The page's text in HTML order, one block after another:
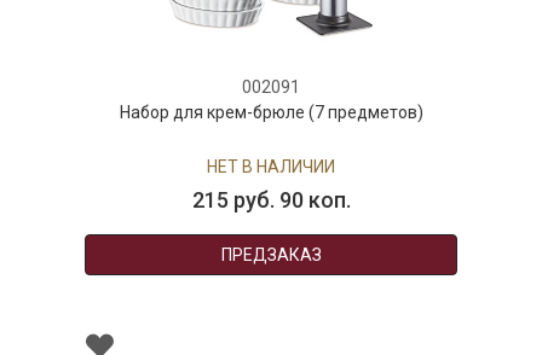
002091
Набор для крем-брюле (7 предметов)
НЕТ В НАЛИЧИИ
215 руб. 90 коп.
ПРЕДЗАКАЗ